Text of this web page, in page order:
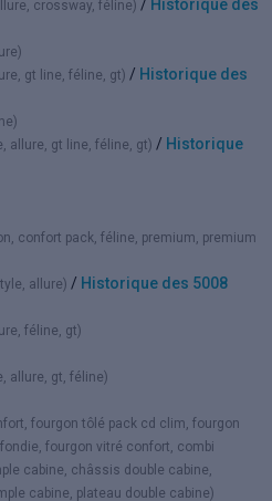
crossway, féline) / Historique des
gt line, féline, gt) / Historique des
allure, gt line, féline, gt) / Historique
confort pack, féline, premium, premium
allure) / Historique des 5008
féline, gt)
allure, gt, féline)
fourgon tôlé pack cd clim, fourgon
fourgon vitré confort, combi
cabine, châssis double cabine,
cabine, plateau double cabine)